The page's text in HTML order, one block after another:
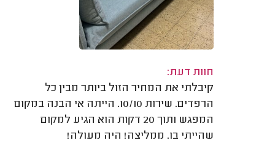
חוות דעת:
קיבלתי את המחיר הזול ביותר מבין כל
הרפדים. שירות 10/10. הייתה אי הבנה במקום
המפגש ותוך 20 דקות הוא הגיע למקום
שהייתי בו. ממליצה! היה מעולה!